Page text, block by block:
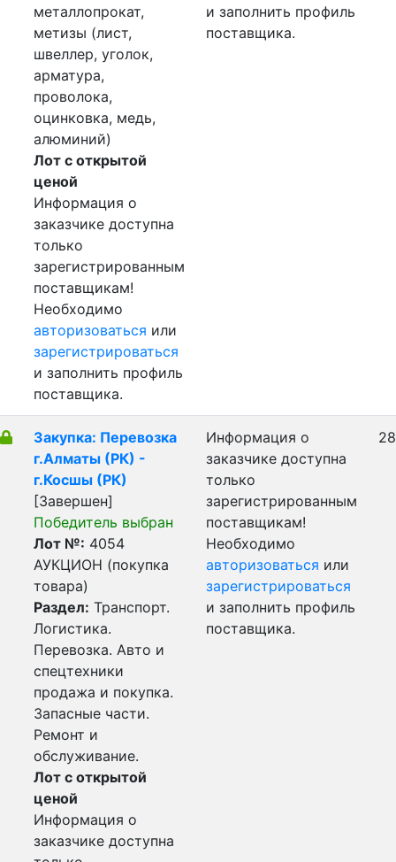
металлопрокат,
метизы (лист,
швеллер, уголок,
арматура,
проволока,
оцинковка, медь,
алюминий)
Лот с открытой
ценой
Информация о
заказчике доступна
только
зарегистрированным
поставщикам!
Необходимо
авторизоваться или
зарегистрироваться
и заполнить профиль
поставщика.
и заполнить профиль
поставщика.
Закупка: Перевозка
г.Алматы (РК) -
г.Косшы (РК)
[Завершен]
Победитель выбран
Лот №: 4054
АУКЦИОН (покупка
товара)
Раздел: Транспорт.
Логистика.
Перевозка. Авто и
спецтехники
продажа и покупка.
Запасные части.
Ремонт и
обслуживание.
Лот с открытой
ценой
Информация о
заказчике доступна
Информация о
заказчике доступна
только
зарегистрированным
поставщикам!
Необходимо
авторизоваться или
зарегистрироваться
и заполнить профиль
поставщика.